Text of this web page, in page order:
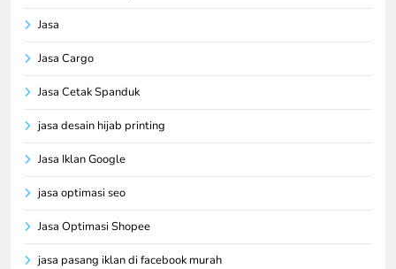
Jasa
Jasa Cargo
Jasa Cetak Spanduk
jasa desain hijab printing
Jasa Iklan Google
jasa optimasi seo
Jasa Optimasi Shopee
jasa pasang iklan di facebook murah